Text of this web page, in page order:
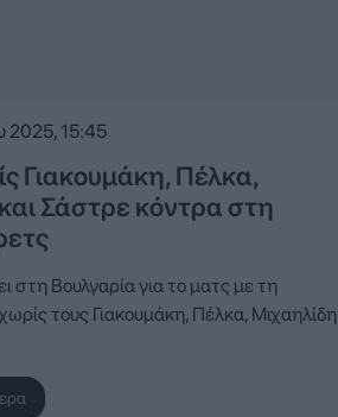
2025, 15:45
Γιακουμάκη, Πέλκα,
Σάστρε κόντρα στη
στη Βουλγαρία για το ματς με τη
τους Γιακουμάκη, Πέλκα, Μιχαηλίδη